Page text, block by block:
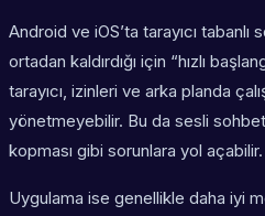
Android ve iOS’ta tarayıcı tabanlı
ortadan kaldırdığı için “hızlı
tarayıcı, izinleri ve arka planda
yönetmeyebilir. Bu da sesli
kopması gibi sorunlara yol açabilir.
Uygulama ise genellikle daha iyi